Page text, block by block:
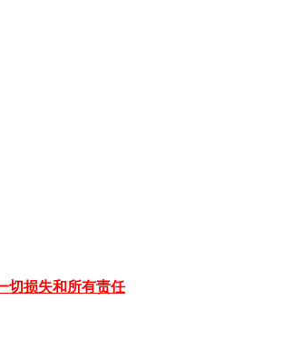
切损失和所有责任